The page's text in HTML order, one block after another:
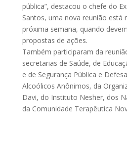
pública”, destacou o chefe do
Santos, uma nova reunião está
próxima semana, quando
propostas de ações.
Também participaram da
secretarias de Saúde, de
e de Segurança Pública e
Alcoólicos Anônimos, da
Davi, do Instituto Nesher, dos
da Comunidade Terapêutica